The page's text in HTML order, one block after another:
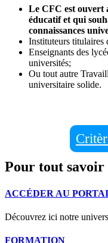
Le CFC est ouvert
éducatif et qui
connaissances
Instituteurs
Enseignants des
universités;
Ou tout autre
universitaire solide.
Pour tout
ACCÉDER AU
Découvrez ici notre
FORMATION